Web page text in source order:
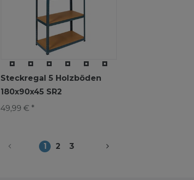
Steckregal 5 Holzböden
180x90x45 SR2
49,99 € *
1 2 3